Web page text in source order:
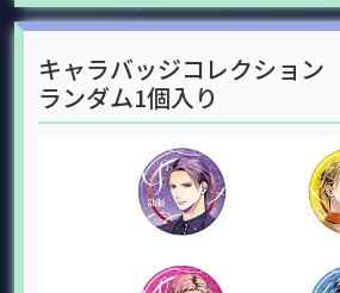
キャラバッジコレクショ
ランダム1個入り